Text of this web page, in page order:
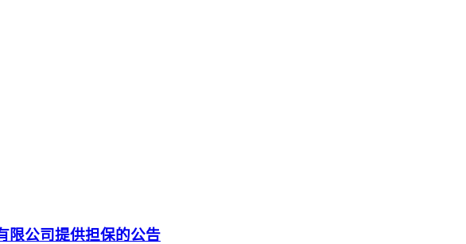
限公司提供担保的公告